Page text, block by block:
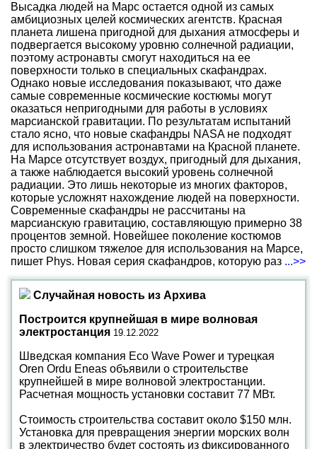
Высадка людей на Марс остается одной из самых
амбициозных целей космических агентств. Красная
планета лишена пригодной для дыхания атмосферы и
подвергается высокому уровню солнечной радиации,
поэтому астронавты смогут находиться на ее
поверхности только в специальных скафандрах.
Однако новые исследования показывают, что даже
самые современные космические костюмы могут
оказаться непригодными для работы в условиях
марсианской гравитации. По результатам испытаний
стало ясно, что новые скафандры NASA не подходят
для использования астронавтами на Красной планете.
На Марсе отсутствует воздух, пригодный для дыхания,
а также наблюдается высокий уровень солнечной
радиации. Это лишь некоторые из многих факторов,
которые усложнят нахождение людей на поверхности.
Современные скафандры не рассчитаны на
марсианскую гравитацию, составляющую примерно 38
процентов земной. Новейшее поколение костюмов
просто слишком тяжелое для использования на Марсе,
пишет Phys. Новая серия скафандров, которую раз ...>>
Случайная новость из Архива
Построится крупнейшая в мире волновая
электростанция 19.12.2022
Шведская компания Eco Wave Power и турецкая
Oren Ordu Eneas объявили о строительстве
крупнейшей в мире волновой электростанции.
Расчетная мощность установки составит 77 МВт.
Стоимость строительства составит около $150 млн.
Установка для превращения энергии морских волн
в электричество будет состоять из фиксированного